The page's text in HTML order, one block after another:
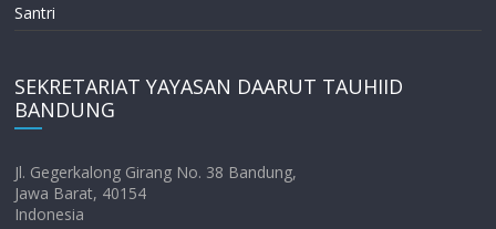
Santri
SEKRETARIAT YAYASAN DAARUT TAUHIID
BANDUNG
Jl. Gegerkalong Girang No. 38 Bandung,
Jawa Barat, 40154
Indonesia